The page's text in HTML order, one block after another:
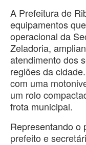
A Prefeitura de
equipamentos
operacional da
Zeladoria,
atendimento dos
regiões da
com uma
um rolo
frota municipal.
Representando o
prefeito e